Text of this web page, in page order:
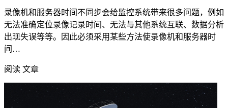
录像机和服务器时间不同步会给监控系统带来很多问题，例如
无法准确定位录像记录时间、无法与其他系统互联、数据分析
出现失误等等。因此必须采用某些方法使录像机和服务器时
间…
阅读 文章